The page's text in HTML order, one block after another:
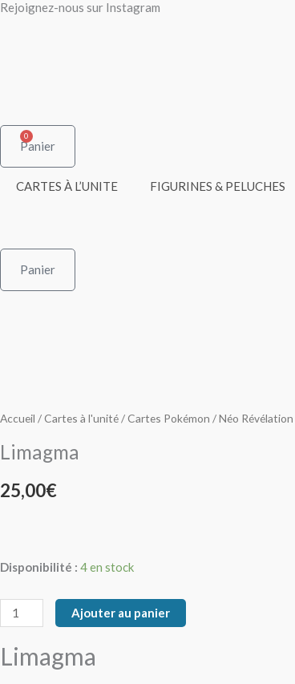
Aller
Rejoignez-nous sur Instagram
0
Panier
CARTES À L’UNITE FIGURINES & PELUCHES
Panier
Accueil /Cartes à l'unité/Cartes Pokémon /Néo Révélation
Limagma
25,00€
Disponibilité : 4 en stock
Ajouter au panier
Limagma